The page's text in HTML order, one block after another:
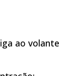
ao volante